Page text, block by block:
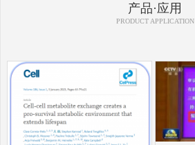
产品·应用
PRODUCT APPLICATION